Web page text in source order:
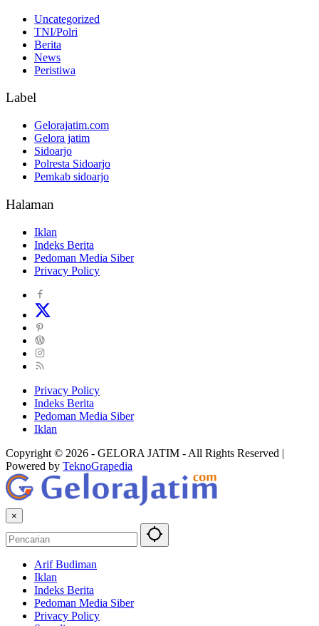
Uncategorized
TNI/Polri
Berita
News
Peristiwa
Label
Gelorajatim.com
Gelora jatim
Sidoarjo
Polresta Sidoarjo
Pemkab sidoarjo
Halaman
Iklan
Indeks Berita
Pedoman Media Siber
Privacy Policy
Privacy Policy
Indeks Berita
Pedoman Media Siber
Iklan
Copyright © 2026 - GELORA JATIM - All Rights Reserved |
Powered by TeknoGrapedia
×
Arif Budiman
Iklan
Indeks Berita
Pedoman Media Siber
Privacy Policy